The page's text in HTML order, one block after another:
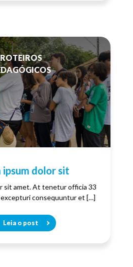
ROTEIROS
ipsum dolor sit
sit amet. At tenetur officia 33
consequuntur et […]
Leia o post